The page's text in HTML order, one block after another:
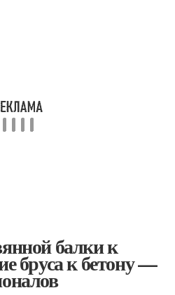
балки к
бруса к бетону —